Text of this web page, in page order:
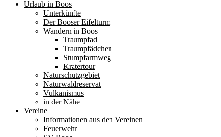
Urlaub in Boos
Unterkünfte
Der Booser Eifelturm
Wandern in Boos
Traumpfad
Traumpfädchen
Stumpfarmweg
Kratertour
Naturschutzgebiet
Naturwaldreservat
Vulkanismus
in der Nähe
Vereine
Informationen aus den Vereinen
Feuerwehr